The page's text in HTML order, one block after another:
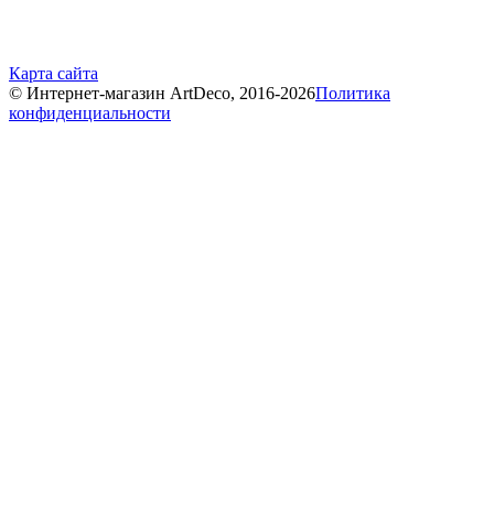
Карта сайта
© Интернет-магазин ArtDeco, 2016-2026Политика
конфиденциальности